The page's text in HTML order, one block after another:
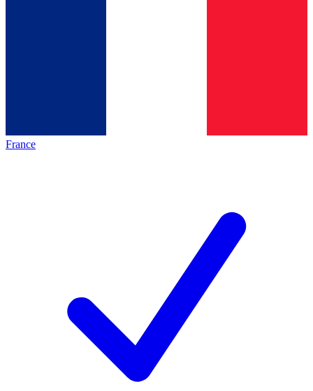
France